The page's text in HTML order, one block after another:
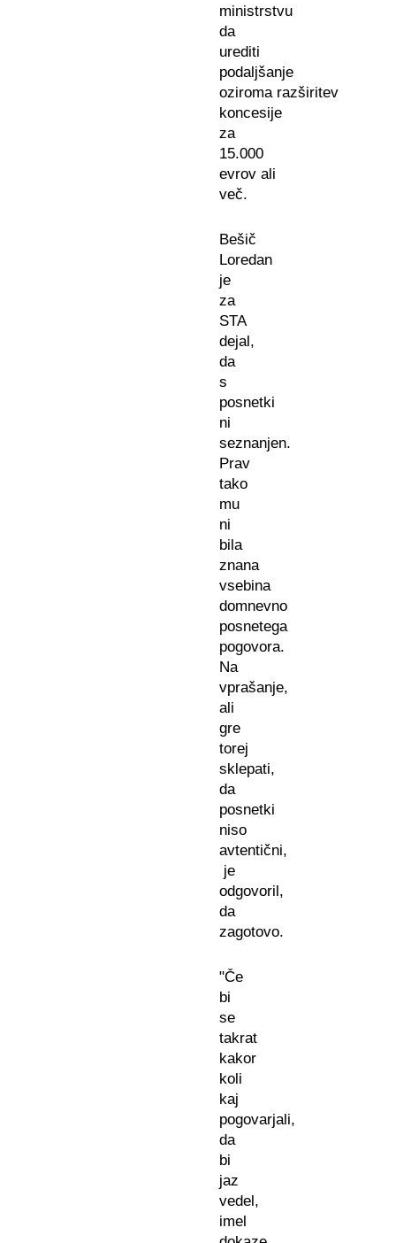
ministrstvu
da
urediti
podaljšanje
oziroma razširitev
koncesije
za
15.000
evrov ali
več.
Bešič
Loredan
je
za
STA
dejal,
da
s
posnetki
ni
seznanjen.
Prav
tako
mu
ni
bila
znana
vsebina
domnevno
posnetega
pogovora.
Na
vprašanje,
ali
gre
torej
sklepati,
da
posnetki
niso
avtentični,
je
odgovoril,
da
zagotovo.
"Če
bi
se
takrat
kakor
koli
kaj
pogovarjali,
da
bi
jaz
vedel,
imel